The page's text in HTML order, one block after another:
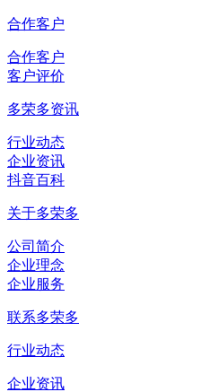
合作客户
合作客户
客户评价
多荣多资讯
行业动态
企业资讯
抖音百科
关于多荣多
公司简介
企业理念
企业服务
联系多荣多
行业动态
企业资讯